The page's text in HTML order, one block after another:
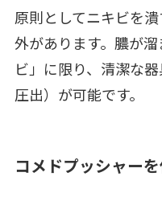
原則としてニキビを
外があります。膿が
ビ」に限り、清潔な
圧出）が可能です。
コメドプッシャー